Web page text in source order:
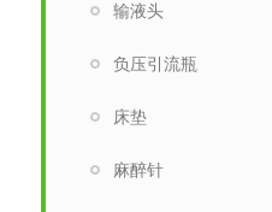
输液头
负压引流瓶
床垫
麻醉针